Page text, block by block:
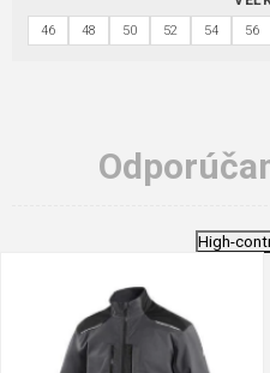
46 48 50 52 54 56
High-